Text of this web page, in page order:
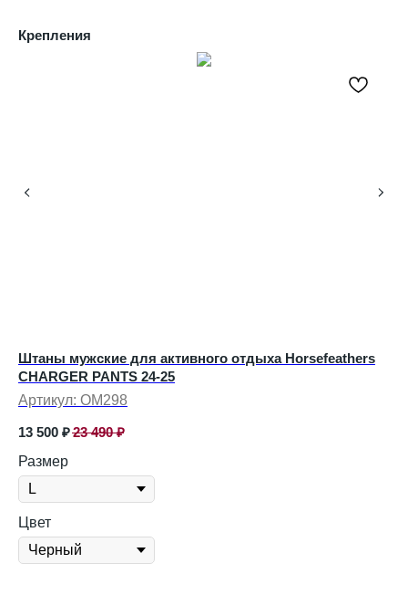
Крепления
Штаны мужские для активного отдыха Horsefeathers
CHARGER PANTS 24-25
Артикул: OM298
13 500 ₽23 490 ₽
Размер
Цвет